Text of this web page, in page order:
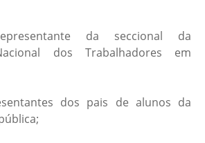
da seccional da
dos Trabalhadores em
dos pais de alunos da